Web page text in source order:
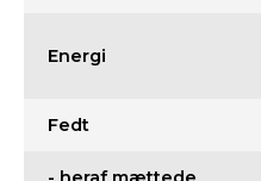
Energi
Fedt